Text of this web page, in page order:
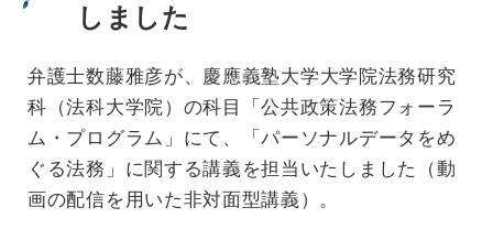
しました
弁護士数藤雅彦が、慶應義塾大学大学院法務研究
科（法科大学院）の科目「公共政策法務フォーラ
ム・プログラム」にて、「パーソナルデータをめ
ぐる法務」に関する講義を担当いたしました（動
画の配信を用いた非対面型講義）。